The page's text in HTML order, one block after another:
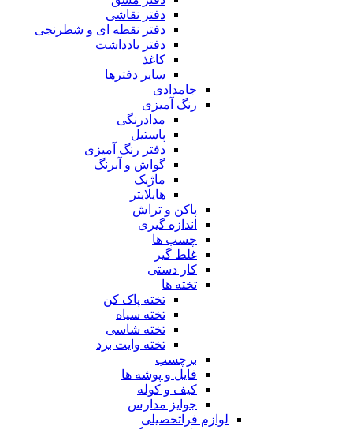
دفتر نقاشی
دفتر نقطه ای و شطرنجی
دفتر یادداشت
کاغذ
سایر دفترها
جامدادی
رنگ آمیزی
مدادرنگی
پاستیل
دفتر رنگ آمیزی
گواش و آبرنگ
ماژیک
هایلایتر
پاکن و تراش
اندازه گیری
چسب ها
غلط گیر
کار دستی
تخته ها
تخته پاک کن
تخته سیاه
تخته شاسی
تخته وایت برد
برچسب
فایل و پوشه ها
کیف و کوله
جوایز مدارس
لوازم فراتحصیلی